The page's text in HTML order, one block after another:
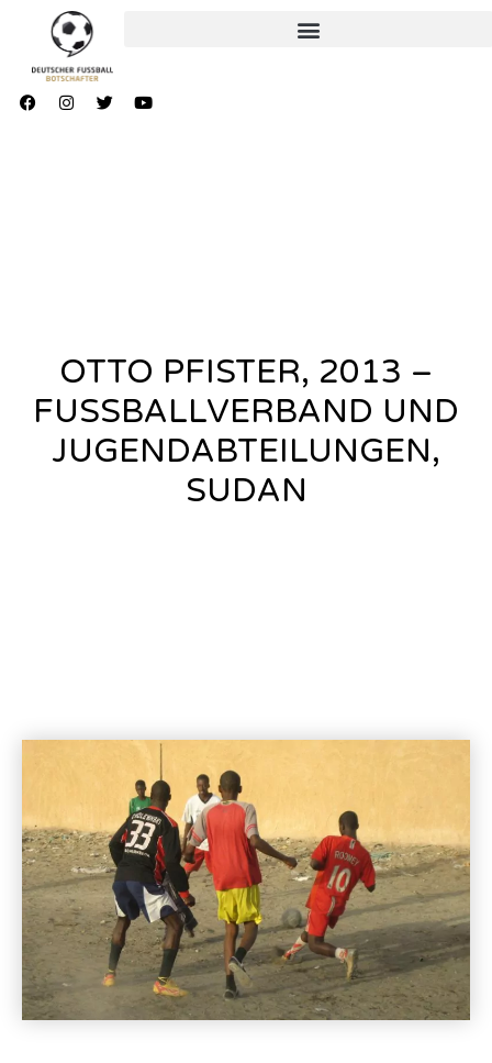
OTTO PFISTER, 2013 –
FUSSBALLVERBAND UND
JUGENDABTEILUNGEN,
SUDAN